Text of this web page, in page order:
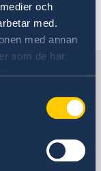
och
med.
med annan
som de har